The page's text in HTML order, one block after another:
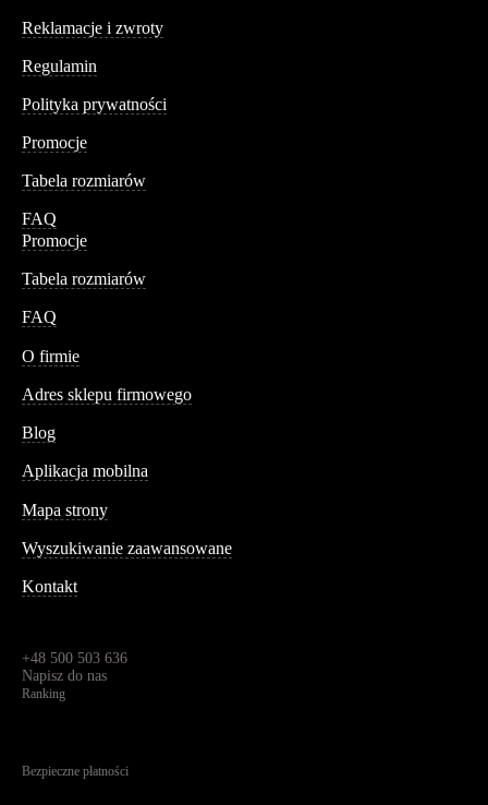
Reklamacje i zwroty
Regulamin
Polityka prywatności
Promocje
Tabela rozmiarów
FAQ
Promocje
Tabela rozmiarów
FAQ
O firmie
Adres sklepu firmowego
Blog
Aplikacja mobilna
Mapa strony
Wyszukiwanie zaawansowane
Kontakt
+48 500 503 636
Napisz do nas
Ranking
Bezpieczne płatności